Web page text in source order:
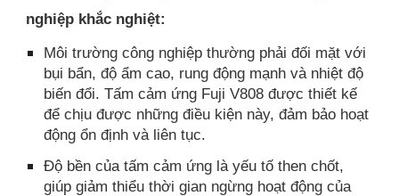
nghiệp khắc nghiệt:
Môi trường công nghiệp thường phải đối mặt với
bụi bẩn, độ ẩm cao, rung động mạnh và nhiệt độ
biến đổi. Tấm cảm ứng Fuji V808 được thiết kế
để chịu được những điều kiện này, đảm bảo hoạt
động ổn định và liên tục.
Độ bền của tấm cảm ứng là yếu tố then chốt,
giúp giảm thiểu thời gian ngừng hoạt động của